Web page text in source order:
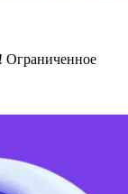
Ограниченное